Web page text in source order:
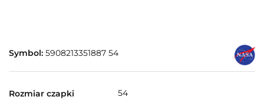
Symbol: 5908213351887 54
Rozmiar czapki 54